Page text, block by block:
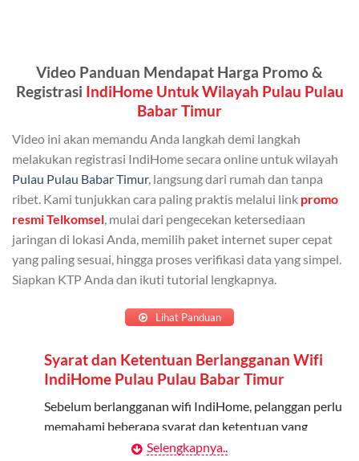
Bisa Dibagi Hingga 5 Anggota
Admin dapat mendaftarkan hingga 5 anggota
keluarga atau teman untuk menggunakan kuota ini.
Berlaku Nasional
Kuota keluarga bisa digunakan di seluruh Indonesia
untuk jaringan 2G, 3G, dan 4G.
Tidak Berlaku untuk Roaming
Kuota ini hanya bisa digunakan di dalam negeri.
melalui aplikasi MyTelkomsel atau website Telkomsel One.
Bagikan Kuota: Setelah terdaftar, anggota bisa langsung
menggunakan kuota keluarga.
Pantau Penggunaan: Admin dapat memantau penggunaan
kuota melalui aplikasi MyTelkomsel.
Video Panduan Mendapat Harga Promo &
Registrasi IndiHome Untuk Wilayah Pulau Pulau
Babar Timur
Video ini akan memandu Anda langkah demi langkah
melakukan registrasi IndiHome secara online untuk wilayah
Pulau Pulau Babar Timur, langsung dari rumah dan tanpa
ribet. Kami tunjukkan cara paling praktis melalui link promo
resmi Telkomsel , mulai dari pengecekan ketersediaan
jaringan di lokasi Anda, memilih paket internet super cepat
yang paling sesuai, hingga proses verifikasi data yang simpel.
Siapkan KTP Anda dan ikuti tutorial lengkapnya.
Lihat Panduan
Syarat dan Ketentuan Berlangganan Wifi
IndiHome Pulau Pulau Babar Timur
Sebelum berlangganan wifi IndiHome, pelanggan perlu
memahami beberapa syarat dan ketentuan yang
Selengkapnya..